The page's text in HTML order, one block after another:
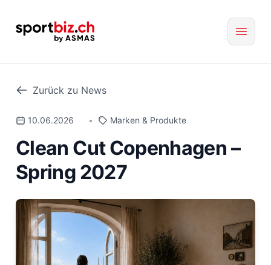
Zurück zu News
10.06.2026 • Marken & Produkte
Clean Cut Copenhagen –
Spring 2027